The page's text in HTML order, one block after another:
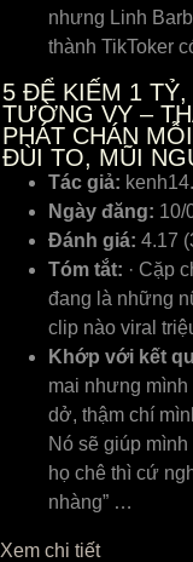
nhưng Linh
thành TikToker
5 ĐỂ KIẾM 1 TỶ,
TƯỜNG VY –
PHÁT CHÁN
ĐÙI TO, MŨI
Tác giả:
Ngày đăng: 10/
Đánh giá: 4.17
Tóm tắt: · Cặp
đang là những
clip nào viral
Khớp với kết
mai nhưng
dở, thậm chí
Nó sẽ giúp
họ chê thì cứ
nhàng” …
Xem chi tiết